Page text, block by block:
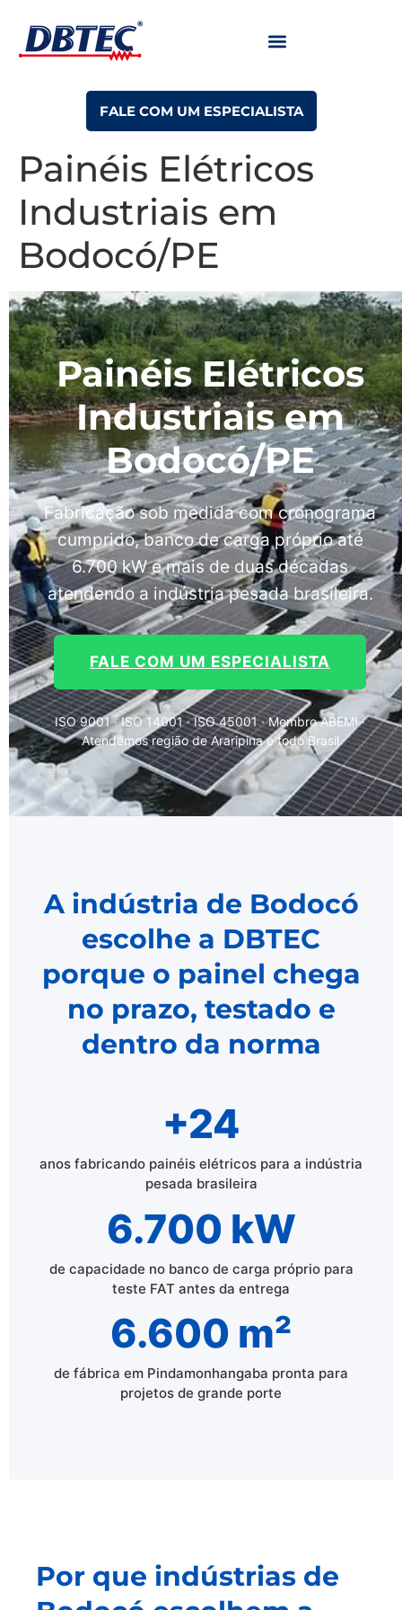
FALE COM UM ESPECIALISTA
Painéis Elétricos
Industriais em
Bodocó/PE
Painéis Elétricos
Industriais em
Bodocó/PE
Fabricação sob medida com cronograma
cumprido, banco de carga próprio até
6.700 kW e mais de duas décadas
atendendo a indústria pesada brasileira.
FALE COM UM ESPECIALISTA
ISO 9001 · ISO 14001 · ISO 45001 · Membro ABEMI ·
Atendemos região de Araripina e todo Brasil
A indústria de Bodocó
escolhe a DBTEC
porque o painel chega
no prazo, testado e
dentro da norma
+24
anos fabricando painéis elétricos para a indústria
pesada brasileira
6.700 kW
de capacidade no banco de carga próprio para
teste FAT antes da entrega
6.600 m²
de fábrica em Pindamonhangaba pronta para
projetos de grande porte
Por que indústrias de